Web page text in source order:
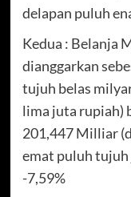
delapan puluh
Kedua : Belanja
dianggarkan
tujuh belas
lima juta rupiah)
201,447 Milliar
emat puluh
-7,59%